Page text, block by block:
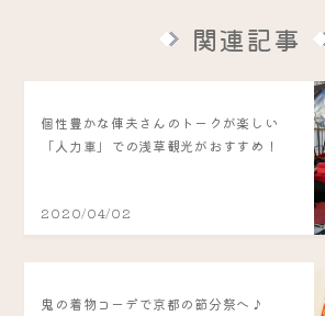
関連記事
個性豊かな俥夫さんのトークが楽しい
「人力車」での浅草観光がおすすめ！
2020/04/02
鬼の着物コーデで京都の節分祭へ♪